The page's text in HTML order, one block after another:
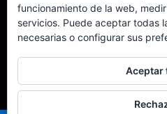
funcionamiento de la web,
servicios. Puede aceptar todas
necesarias o configurar sus
Aceptar